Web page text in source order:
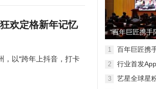
欢定格新年记忆
，以“跨年上抖音，打卡
“百年巨匠携手
京启动
1
百年巨匠携
2
行业首发
3
艺星全球星